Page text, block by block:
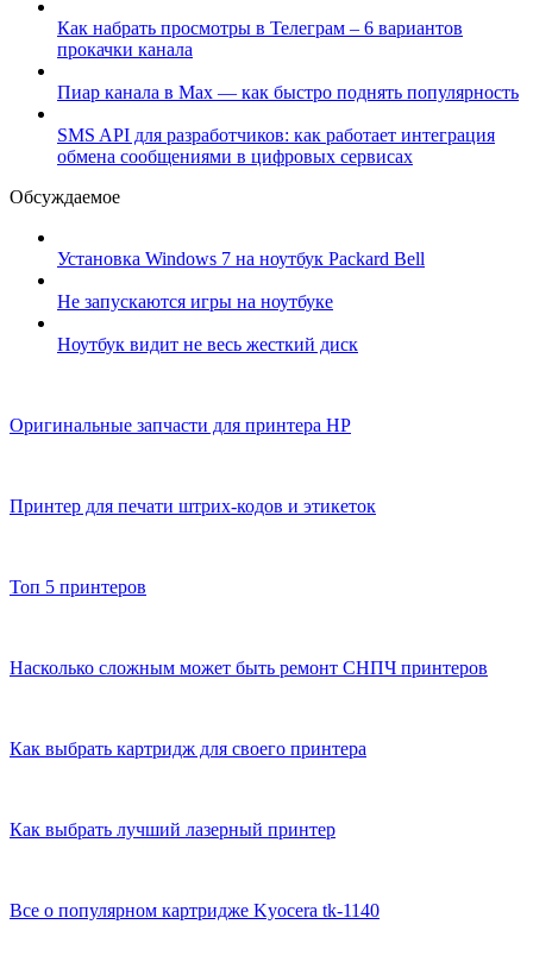
Как набрать просмотры в Телеграм – 6 вариантов
прокачки канала
Пиар канала в Max — как быстро поднять популярность
SMS API для разработчиков: как работает интеграция
обмена сообщениями в цифровых сервисах
Обсуждаемое
Установка Windows 7 на ноутбук Packard Bell
Не запускаются игры на ноутбуке
Ноутбук видит не весь жесткий диск
Оригинальные запчасти для принтера НР
Принтер для печати штрих-кодов и этикеток
Топ 5 принтеров
Насколько сложным может быть ремонт СНПЧ принтеров
Как выбрать картридж для своего принтера
Как выбрать лучший лазерный принтер
Все о популярном картридже Kyocera tk-1140